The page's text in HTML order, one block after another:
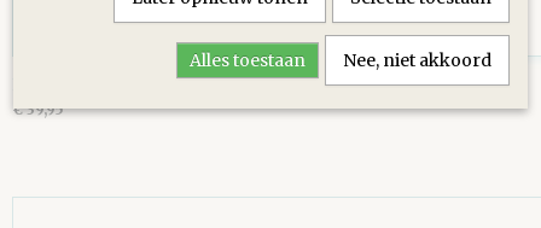
€ 39,95
Alles toestaan Nee, niet akkoord